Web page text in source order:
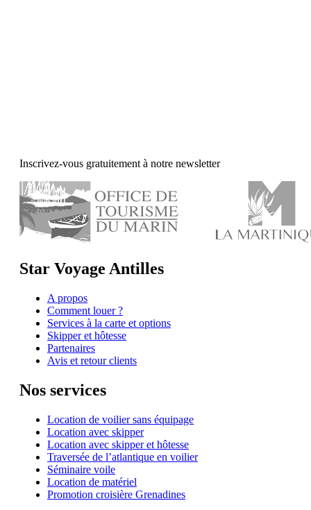
Inscrivez-vous gratuitement à notre newsletter
Star Voyage Antilles
A propos
Comment louer ?
Services à la carte et options
Skipper et hôtesse
Partenaires
Avis et retour clients
Nos services
Location de voilier sans équipage
Location avec skipper
Location avec skipper et hôtesse
Traversée de l’atlantique en voilier
Séminaire voile
Location de matériel
Promotion croisière Grenadines